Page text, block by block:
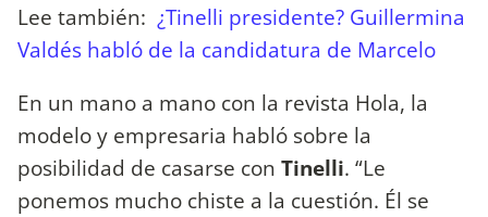
Lee también: ¿Tinelli presidente? Guillermina
Valdés habló de la candidatura de Marcelo
En un mano a mano con la revista Hola, la
modelo y empresaria habló sobre la
posibilidad de casarse con Tinelli. “Le
ponemos mucho chiste a la cuestión. Él se